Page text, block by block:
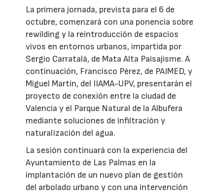
La primera jornada, prevista para el 6 de
octubre, comenzará con una ponencia sobre
rewilding y la reintroducción de espacios
vivos en entornos urbanos, impartida por
Sergio Carratalá, de Mata Alta Paisajisme. A
continuación, Francisco Pérez, de PAIMED, y
Miguel Martín, del IIAMA-UPV, presentarán el
proyecto de conexión entre la ciudad de
Valencia y el Parque Natural de la Albufera
mediante soluciones de infiltración y
naturalización del agua.
La sesión continuará con la experiencia del
Ayuntamiento de Las Palmas en la
implantación de un nuevo plan de gestión
del arbolado urbano y con una intervención